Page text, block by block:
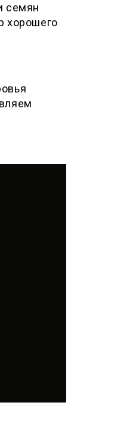
семян
хорошего